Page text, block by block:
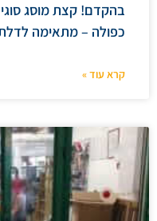
בהקדם! קצת מוסג
כפולה – מתאימה
קרא עוד »